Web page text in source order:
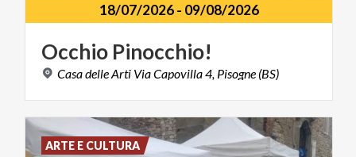
18/07/2026- 09/08/2026
Occhio Pinocchio!
CasadelleArti ViaCapovilla4, Pisogne (BS)
ARTE E CULTURA